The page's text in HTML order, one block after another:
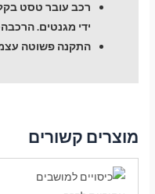
רכב עובר טסט
ידי מגנטים. הרכבה-
התקנה פשוטה
מוצרים קשורים